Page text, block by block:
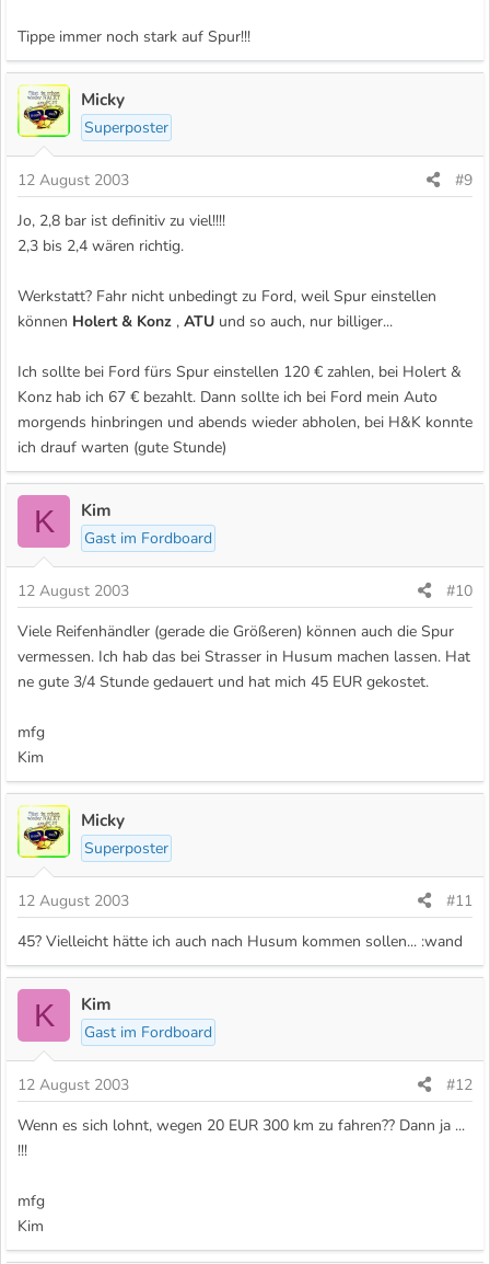
Tippe immer noch stark auf Spur!!!
Micky
Superposter
12 August 2003
#9
Jo, 2,8 bar ist definitiv zu viel!!!!
2,3 bis 2,4 wären richtig.
Werkstatt? Fahr nicht unbedingt zu Ford, weil Spur einstellen
können Holert & Konz , ATU und so auch, nur billiger...
Ich sollte bei Ford fürs Spur einstellen 120 € zahlen, bei Holert &
Konz hab ich 67 € bezahlt. Dann sollte ich bei Ford mein Auto
morgends hinbringen und abends wieder abholen, bei H&K konnte
ich drauf warten (gute Stunde)
K Kim
Gast im Fordboard
12 August 2003
#10
Viele Reifenhändler (gerade die Größeren) können auch die Spur
vermessen. Ich hab das bei Strasser in Husum machen lassen. Hat
ne gute 3/4 Stunde gedauert und hat mich 45 EUR gekostet.
mfg
Kim
Micky
Superposter
12 August 2003
#11
45? Vielleicht hätte ich auch nach Husum kommen sollen... :wand
K Kim
Gast im Fordboard
12 August 2003
#12
Wenn es sich lohnt, wegen 20 EUR 300 km zu fahren?? Dann ja ...
!!!
mfg
Kim